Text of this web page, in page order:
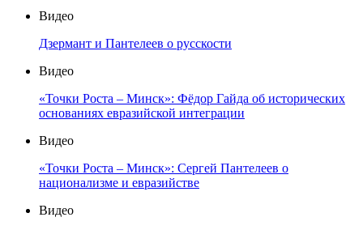
Видео
Дзермант и Пантелеев о русскости
Видео
«Точки Роста – Минск»: Фёдор Гайда об исторических
основаниях евразийской интеграции
Видео
«Точки Роста – Минск»: Сергей Пантелеев о
национализме и евразийстве
Видео